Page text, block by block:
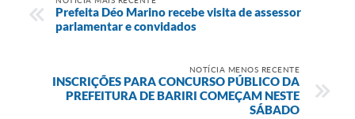
Prefeita Déo Marino recebe visita de assessor
parlamentar e convidados
NOTÍCIA MENOS RECENTE
INSCRIÇÕES PARA CONCURSO PÚBLICO DA
PREFEITURA DE BARIRI COMEÇAM NESTE
SÁBADO